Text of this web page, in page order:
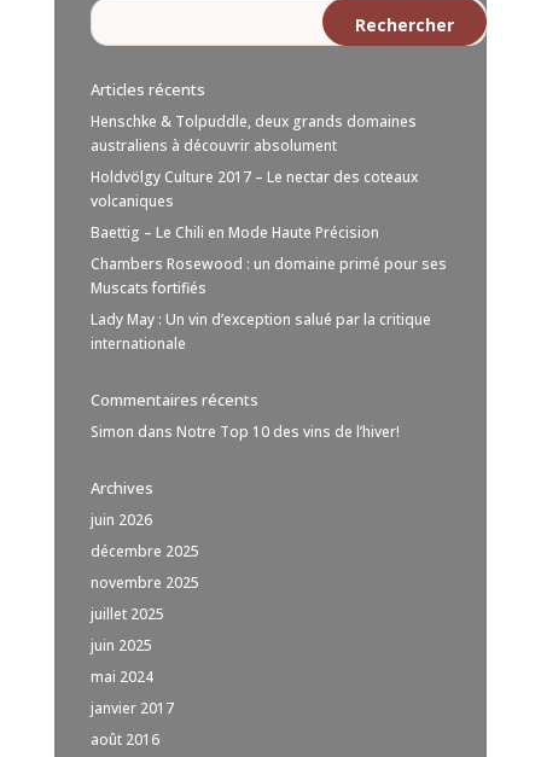
Articles récents
Henschke & Tolpuddle, deux grands domaines
australiens à découvrir absolument
Holdvölgy Culture 2017 – Le nectar des coteaux
volcaniques
Baettig – Le Chili en Mode Haute Précision
Chambers Rosewood : un domaine primé pour ses
Muscats fortifiés
Lady May : Un vin d’exception salué par la critique
internationale
Commentaires récents
Simon dans Notre Top 10 des vins de l’hiver!
Archives
juin 2026
décembre 2025
novembre 2025
juillet 2025
juin 2025
mai 2024
janvier 2017
août 2016